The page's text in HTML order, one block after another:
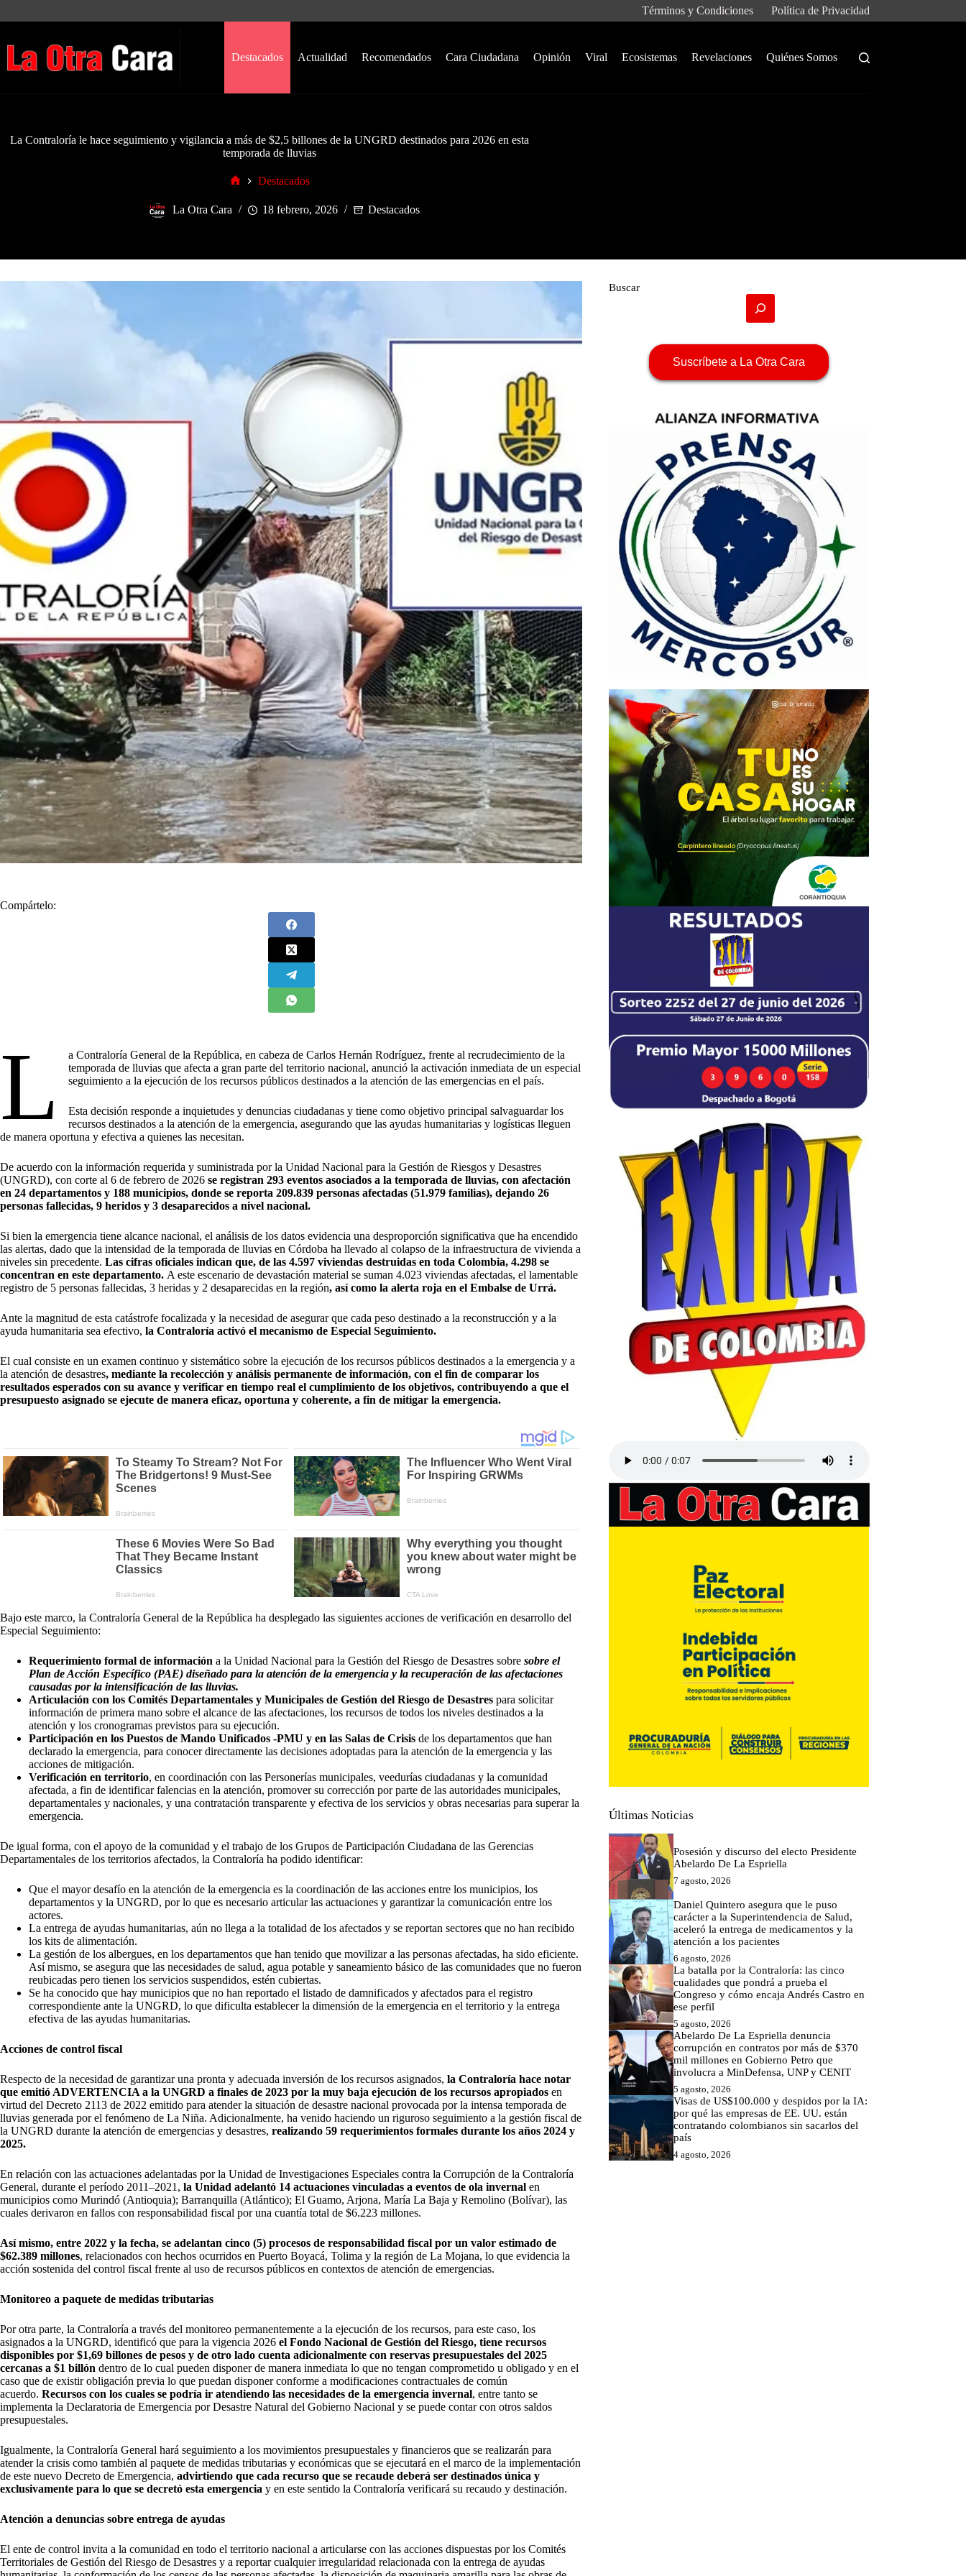
Términos y Condiciones Política de Privacidad
Destacados Actualidad Recomendados Cara Ciudadana Opinión Viral Ecosistemas Revelaciones Quiénes Somos
La Contraloría le hace seguimiento y vigilancia a más de $2,5 billones de la UNGRD destinados para 2026 en esta
temporada de lluvias
Destacados
La Otra Cara 18 febrero, 2026 Destacados
Compártelo:
L a Contraloría General de la República, en cabeza de Carlos Hernán Rodríguez, frente al recrudecimiento de la
temporada de lluvias que afecta a gran parte del territorio nacional, anunció la activación inmediata de un especial
seguimiento a la ejecución de los recursos públicos destinados a la atención de las emergencias en el país.
Esta decisión responde a inquietudes y denuncias ciudadanas y tiene como objetivo principal salvaguardar los
recursos destinados a la atención de la emergencia, asegurando que las ayudas humanitarias y logísticas lleguen
de manera oportuna y efectiva a quienes las necesitan.
De acuerdo con la información requerida y suministrada por la Unidad Nacional para la Gestión de Riesgos y Desastres
(UNGRD), con corte al 6 de febrero de 2026 se registran 293 eventos asociados a la temporada de lluvias, con afectación
en 24 departamentos y 188 municipios, donde se reporta 209.839 personas afectadas (51.979 familias), dejando 26
personas fallecidas, 9 heridos y 3 desaparecidos a nivel nacional.
Si bien la emergencia tiene alcance nacional, el análisis de los datos evidencia una desproporción significativa que ha encendido
las alertas, dado que la intensidad de la temporada de lluvias en Córdoba ha llevado al colapso de la infraestructura de vivienda a
niveles sin precedente. Las cifras oficiales indican que, de las 4.597 viviendas destruidas en toda Colombia, 4.298 se
concentran en este departamento. A este escenario de devastación material se suman 4.023 viviendas afectadas, el lamentable
registro de 5 personas fallecidas, 3 heridas y 2 desaparecidas en la región, así como la alerta roja en el Embalse de Urrá.
Ante la magnitud de esta catástrofe focalizada y la necesidad de asegurar que cada peso destinado a la reconstrucción y a la
ayuda humanitaria sea efectivo, la Contraloría activó el mecanismo de Especial Seguimiento.
El cual consiste en un examen continuo y sistemático sobre la ejecución de los recursos públicos destinados a la emergencia y a
la atención de desastres, mediante la recolección y análisis permanente de información, con el fin de comparar los
resultados esperados con su avance y verificar en tiempo real el cumplimiento de los objetivos, contribuyendo a que el
presupuesto asignado se ejecute de manera eficaz, oportuna y coherente, a fin de mitigar la emergencia.
Bajo este marco, la Contraloría General de la República ha desplegado las siguientes acciones de verificación en desarrollo del
Especial Seguimiento:
Requerimiento formal de información a la Unidad Nacional para la Gestión del Riesgo de Desastres sobre sobre el
Plan de Acción Específico (PAE) diseñado para la atención de la emergencia y la recuperación de las afectaciones
causadas por la intensificación de las lluvias.
Articulación con los Comités Departamentales y Municipales de Gestión del Riesgo de Desastres para solicitar
información de primera mano sobre el alcance de las afectaciones, los recursos de todos los niveles destinados a la
atención y los cronogramas previstos para su ejecución.
Participación en los Puestos de Mando Unificados -PMU y en las Salas de Crisis de los departamentos que han
declarado la emergencia, para conocer directamente las decisiones adoptadas para la atención de la emergencia y las
acciones de mitigación.
Verificación en territorio, en coordinación con las Personerías municipales, veedurías ciudadanas y la comunidad
afectada, a fin de identificar falencias en la atención, promover su corrección por parte de las autoridades municipales,
departamentales y nacionales, y una contratación transparente y efectiva de los servicios y obras necesarias para superar la
emergencia.
De igual forma, con el apoyo de la comunidad y el trabajo de los Grupos de Participación Ciudadana de las Gerencias
Departamentales de los territorios afectados, la Contraloría ha podido identificar:
Que el mayor desafío en la atención de la emergencia es la coordinación de las acciones entre los municipios, los
departamentos y la UNGRD, por lo que es necesario articular las actuaciones y garantizar la comunicación entre los
actores.
La entrega de ayudas humanitarias, aún no llega a la totalidad de los afectados y se reportan sectores que no han recibido
los kits de alimentación.
La gestión de los albergues, en los departamentos que han tenido que movilizar a las personas afectadas, ha sido eficiente.
Así mismo, se asegura que las necesidades de salud, agua potable y saneamiento básico de las comunidades que no fueron
reubicadas pero tienen los servicios suspendidos, estén cubiertas.
Se ha conocido que hay municipios que no han reportado el listado de damnificados y afectados para el registro
correspondiente ante la UNGRD, lo que dificulta establecer la dimensión de la emergencia en el territorio y la entrega
efectiva de las ayudas humanitarias.
Acciones de control fiscal
Respecto de la necesidad de garantizar una pronta y adecuada inversión de los recursos asignados, la Contraloría hace notar
que emitió ADVERTENCIA a la UNGRD a finales de 2023 por la muy baja ejecución de los recursos apropiados en
virtud del Decreto 2113 de 2022 emitido para atender la situación de desastre nacional provocada por la intensa temporada de
lluvias generada por el fenómeno de La Niña. Adicionalmente, ha venido haciendo un riguroso seguimiento a la gestión fiscal de
la UNGRD durante la atención de emergencias y desastres, realizando 59 requerimientos formales durante los años 2024 y
2025.
En relación con las actuaciones adelantadas por la Unidad de Investigaciones Especiales contra la Corrupción de la Contraloría
General, durante el período 2011–2021, la Unidad adelantó 14 actuaciones vinculadas a eventos de ola invernal en
municipios como Murindó (Antioquia); Barranquilla (Atlántico); El Guamo, Arjona, María La Baja y Remolino (Bolívar), las
cuales derivaron en fallos con responsabilidad fiscal por una cuantía total de $6.223 millones.
Así mismo, entre 2022 y la fecha, se adelantan cinco (5) procesos de responsabilidad fiscal por un valor estimado de
$62.389 millones, relacionados con hechos ocurridos en Puerto Boyacá, Tolima y la región de La Mojana, lo que evidencia la
acción sostenida del control fiscal frente al uso de recursos públicos en contextos de atención de emergencias.
Monitoreo a paquete de medidas tributarias
Por otra parte, la Contraloría a través del monitoreo permanentemente a la ejecución de los recursos, para este caso, los
asignados a la UNGRD, identificó que para la vigencia 2026 el Fondo Nacional de Gestión del Riesgo, tiene recursos
disponibles por $1,69 billones de pesos y de otro lado cuenta adicionalmente con reservas presupuestales del 2025
cercanas a $1 billón dentro de lo cual pueden disponer de manera inmediata lo que no tengan comprometido u obligado y en el
caso que de existir obligación previa lo que puedan disponer conforme a modificaciones contractuales de común
acuerdo. Recursos con los cuales se podría ir atendiendo las necesidades de la emergencia invernal, entre tanto se
implementa la Declaratoria de Emergencia por Desastre Natural del Gobierno Nacional y se puede contar con otros saldos
presupuestales.
Igualmente, la Contraloría General hará seguimiento a los movimientos presupuestales y financieros que se realizarán para
atender la crisis como también al paquete de medidas tributarias y económicas que se ejecutará en el marco de la implementación
de este nuevo Decreto de Emergencia, advirtiendo que cada recurso que se recaude deberá ser destinados única y
exclusivamente para lo que se decretó esta emergencia y en este sentido la Contraloría verificará su recaudo y destinación.
Atención a denuncias sobre entrega de ayudas
El ente de control invita a la comunidad en todo el territorio nacional a articularse con las acciones dispuestas por los Comités
Territoriales de Gestión del Riesgo de Desastres y a reportar cualquier irregularidad relacionada con la entrega de ayudas
Buscar
Suscríbete a La Otra Cara
Últimas Noticias
Posesión y discurso del electo Presidente
Abelardo De La Espriella
7 agosto, 2026
Daniel Quintero asegura que le puso
carácter a la Superintendencia de Salud,
aceleró la entrega de medicamentos y la
atención a los pacientes
6 agosto, 2026
La batalla por la Contraloría: las cinco
cualidades que pondrá a prueba el
Congreso y cómo encaja Andrés Castro en
ese perfil
5 agosto, 2026
Abelardo De La Espriella denuncia
corrupción en contratos por más de $370
mil millones en Gobierno Petro que
involucra a MinDefensa, UNP y CENIT
5 agosto, 2026
Visas de US$100.000 y despidos por la IA:
por qué las empresas de EE. UU. están
contratando colombianos sin sacarlos del
país
4 agosto, 2026